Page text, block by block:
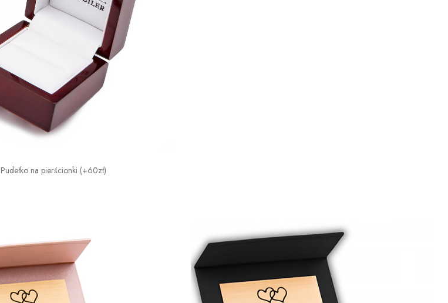
Pudełko na pierścionki (+60zł)